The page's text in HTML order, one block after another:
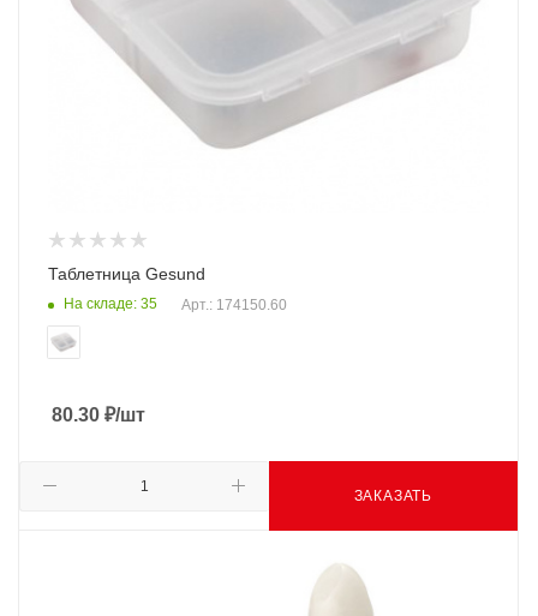
Таблетница Gesund
На складе: 35 Арт.: 174150.60
80.30 ₽/шт
ЗАКАЗАТЬ